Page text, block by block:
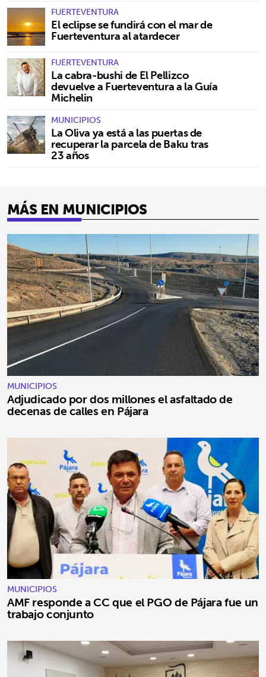
FUERTEVENTURA
El eclipse se fundirá con el mar de
Fuerteventura al atardecer
FUERTEVENTURA
La cabra-bushi de El Pellizco
devuelve a Fuerteventura a la Guía
Michelin
MUNICIPIOS
La Oliva ya está a las puertas de
recuperar la parcela de Baku tras
23 años
MÁS EN MUNICIPIOS
MUNICIPIOS
Adjudicado por dos millones el asfaltado de
decenas de calles en Pájara
MUNICIPIOS
AMF responde a CC que el PGO de Pájara fue un
trabajo conjunto